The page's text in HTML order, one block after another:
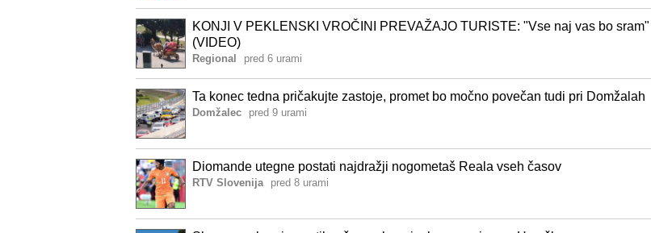
KONJI V PEKLENSKI VROČINI PREVAŽAJO TURISTE: "Vse naj vas bo sram"
(VIDEO)
Regional pred 6 urami
Ta konec tedna pričakujte zastoje, promet bo močno povečan tudi pri Domžalah
Domžalec pred 9 urami
Diomande utegne postati najdražji nogometaš Reala vseh časov
RTV Slovenija pred 8 urami